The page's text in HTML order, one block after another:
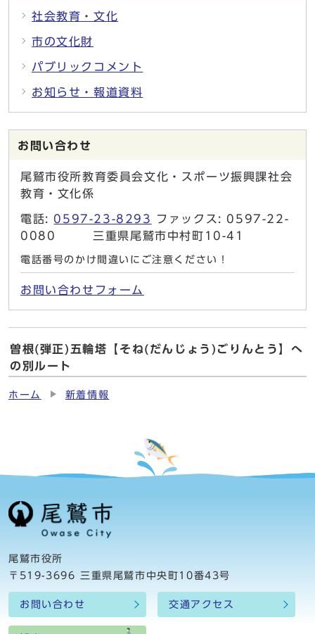
社会教育・文化
市の文化財
パブリックコメント
お知らせ・報道資料
お問い合わせ
尾鷲市役所教育委員会文化・スポーツ振興課社会
教育・文化係
電話: 0597-23-8293
ファックス: 0597-22-
0080 三重県尾鷲市中村町10-41
電話番号のかけ間違いにご注意ください！
お問い合わせフォーム
曽根(弾正)五輪塔【そね(だんじょう)ごりんとう】へ
の別ルート
ホーム 新着情報
尾鷲市役所
〒519-3696 三重県尾鷲市中央町10番43号
お問い合わせ 交通アクセス